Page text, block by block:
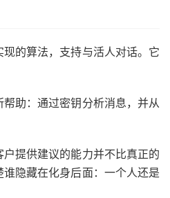
的算法，支持与活人对话。它
助：通过密钥分析消息，并从
提供建议的能力并不比真正的
隐藏在化身后面：一个人还是